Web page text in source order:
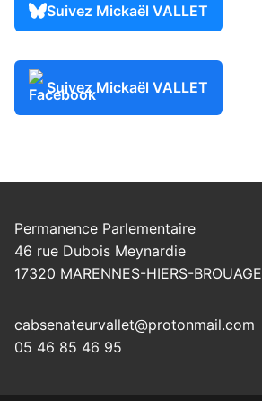
Suivez Mickaël VALLET
Suivez Mickaël VALLET
Permanence Parlementaire
46 rue Dubois Meynardie
17320 MARENNES-HIERS-BROUAGE
cabsenateurvallet@protonmail.com
05 46 85 46 95